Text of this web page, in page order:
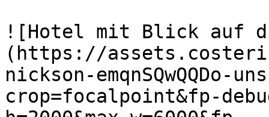
![Hotel mit Blick auf
(https://
nickson-emqnSQwQQDo-
crop=focalpoint&fp-